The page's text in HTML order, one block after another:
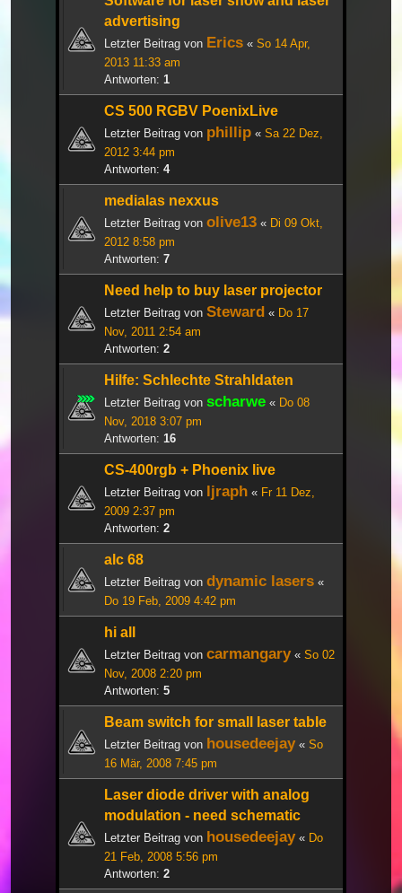
advertising
Letzter Beitrag von Erics « So 14 Apr,
2013 11:33 am
Antworten: 1
CS 500 RGBV PoenixLive
Letzter Beitrag von phillip « Sa 22 Dez,
2012 3:44 pm
Antworten: 4
medialas nexxus
Letzter Beitrag von olive13 « Di 09 Okt,
2012 8:58 pm
Antworten: 7
Need help to buy laser projector
Letzter Beitrag von Steward « Do 17
Nov, 2011 2:54 am
Antworten: 2
Hilfe: Schlechte Strahldaten
Letzter Beitrag von scharwe « Do 08
Nov, 2018 3:07 pm
Antworten: 16
CS-400rgb + Phoenix live
Letzter Beitrag von ljraph « Fr 11 Dez,
2009 2:37 pm
Antworten: 2
alc 68
Letzter Beitrag von dynamic lasers «
Do 19 Feb, 2009 4:42 pm
hi all
Letzter Beitrag von carmangary« So 02
Nov, 2008 2:20 pm
Antworten: 5
Beam switch for small laser table
Letzter Beitrag von housedeejay« So
16 Mär, 2008 7:45 pm
Laser diode driver with analog
modulation - need schematic
Letzter Beitrag von housedeejay« Do
21 Feb, 2008 5:56 pm
Antworten: 2